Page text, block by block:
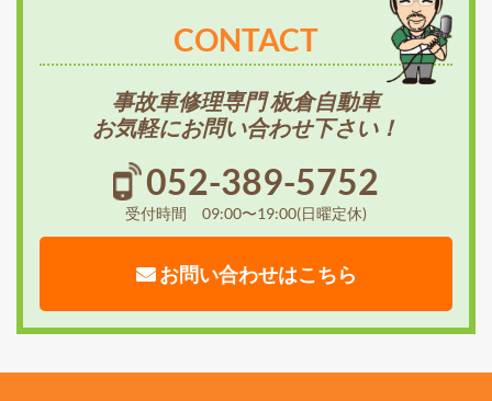
CONTACT
事故車修理専門 板倉自動車
お気軽にお問い合わせ下さい！
052-389-5752
受付時間 09:00〜19:00(日曜定休)
お問い合わせはこちら